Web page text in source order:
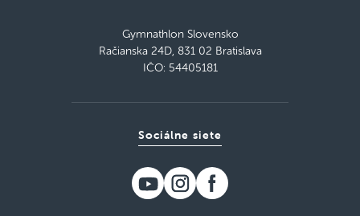
Gymnathlon Slovensko
Račianska 24D, 831 02 Bratislava
IČO: 54405181
Sociálne siete